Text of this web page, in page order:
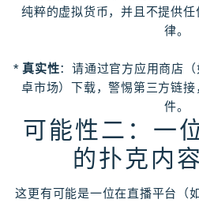
纯粹的虚拟货币，并且不提供
律。
* 真实性：请通过官方应用商店
卓市场）下载，警惕第三方链
件。
可能性二：一
的扑克内
这更有可能是一位在直播平台（